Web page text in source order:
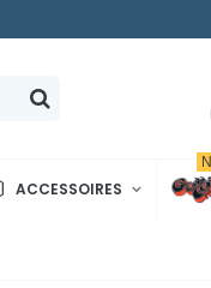
ACCESSOIRES